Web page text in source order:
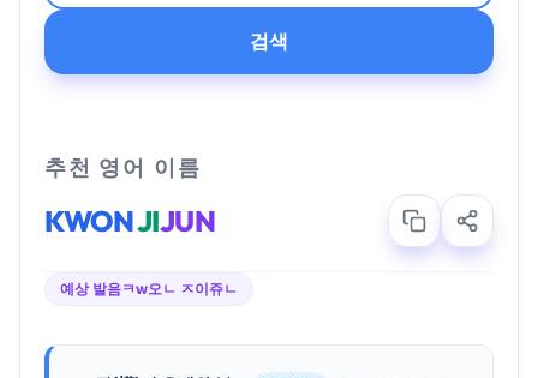
검색
추천 영어 이름
KWONJIJUN
예상 발음ㅋw오ㄴ ㅈ이쥬ㄴ